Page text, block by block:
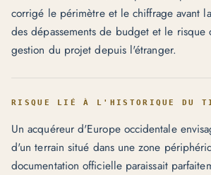
corrigé le périmètre et le chiffrage avant
des dépassements de budget et le
gestion du projet depuis l'étranger.
RISQUE LIÉ À L'HISTORIQUE DU
Un acquéreur d'Europe occidentale
d'un terrain situé dans une zone
documentation officielle paraissait